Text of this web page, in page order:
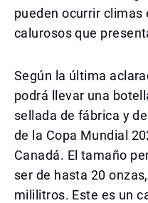
pueden ocurrir
calurosos que
Según la última
podrá llevar una
sellada de fábrica y
de la Copa Mundial
Canadá. El tamaño
ser de hasta 20
mililitros. Este es un